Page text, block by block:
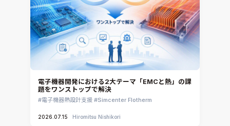
電子機器開発における2大テーマ「EMCと熱」の課
題をワンストップで解決
電子機器熱設計支援 Simcenter Flotherm
2026.07.15 Hiromitsu Nishikori